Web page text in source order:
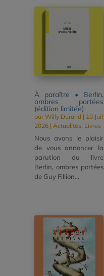
À paraître • Berlin,
ombres portées
(édition limitée)
parWilly Durand | 10 Juil
2026 | Actualités, Livres
Nous avons le plaisir
de vous annoncer la
parution du livre
Berlin, ombres portées
de Guy Fillion...